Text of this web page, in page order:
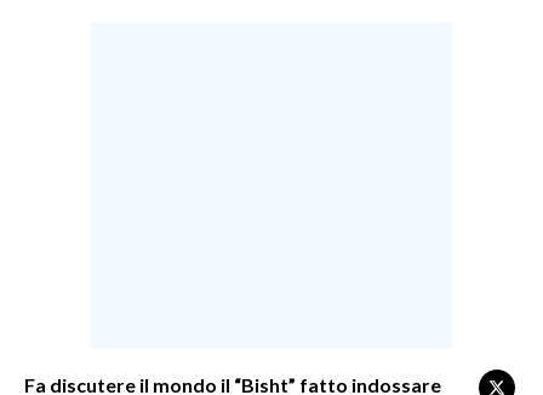
Fa discutere il mondo il “Bisht” fatto indossare